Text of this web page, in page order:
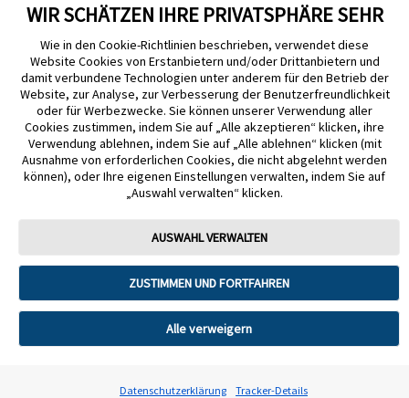
Impressum Nutzungsbedingungen
Datenschutzerklärung
Cookie Richtlinie
Barrierefreiheitserklärung
Mitteilung zur Datenverordnung
Cookie-Präferenzen
Copyright © 2026 Abbott. Alle Rechte vorbehalten. Libre, das
Designs sind das geistige Eigentum der Abbott Unternehmensgruppe in
ausgewählten Ländern.
Tandem Diabetes Care, Inc. Alle Rechte vorbehalten. Tandem Diabetes
Care, die Tandem Logos, Control-IQ, Control-IQ+, t:slim X2, t:slim, Tandem
t:slim Mobile App und Tandem Source sind eingetragene Marken oder
Marken von Tandem Diabetes Care, Inc. in den USA und/oder anderen
Ländern.
WIR SCHÄTZEN IHRE PRIVATSPHÄRE SEHR
Wie in den Cookie-Richtlinien beschrieben, verwendet diese
Website Cookies von Erstanbietern und/oder Drittanbietern und
damit verbundene Technologien unter anderem für den Betrieb der
Website, zur Analyse, zur Verbesserung der Benutzerfreundlichkeit
oder für Werbezwecke. Sie können unserer Verwendung aller
Cookies zustimmen, indem Sie auf „Alle akzeptieren“ klicken, ihre
Verwendung ablehnen, indem Sie auf „Alle ablehnen“ klicken (mit
Ausnahme von erforderlichen Cookies, die nicht abgelehnt werden
können), oder Ihre eigenen Einstellungen verwalten, indem Sie auf
„Auswahl verwalten“ klicken.
AUSWAHL VERWALTEN
ZUSTIMMEN UND FORTFAHREN
Alle verweigern
Datenschutzerklärung Tracker-Details